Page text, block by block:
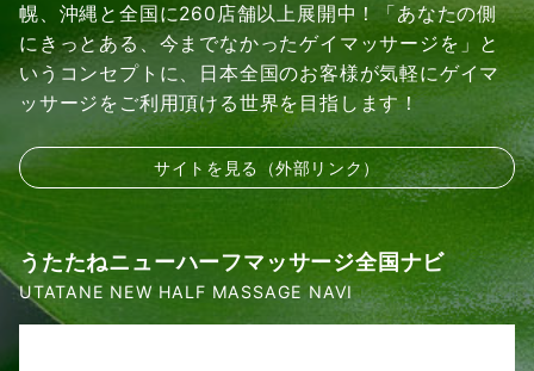
幌、沖縄と全国に260店舗以上展開中！「あなたの側
にきっとある、今までなかったゲイマッサージを」と
いうコンセプトに、日本全国のお客様が気軽にゲイマ
ッサージをご利用頂ける世界を目指します！
サイトを見る（外部リンク）
うたたねニューハーフマッサージ全国ナビ
UTATANE NEW HALF MASSAGE NAVI